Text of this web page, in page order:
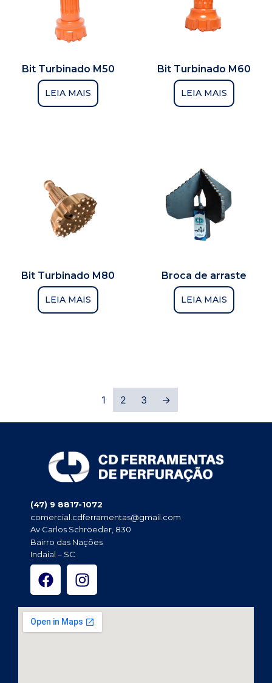
Bit Turbinado M50
LEIA MAIS
Bit Turbinado M60
LEIA MAIS
Bit Turbinado M80
LEIA MAIS
Broca de arraste
LEIA MAIS
1 2 3 →
(47) 9 8817-1072
comercial.cdferramentas@gmail.com
Av Carlos Schröeder, 830
Bairro das Nações
Indaial – SC